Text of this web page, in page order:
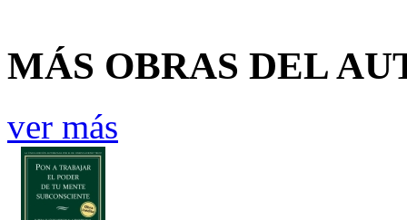
MÁS OBRAS DEL
ver más